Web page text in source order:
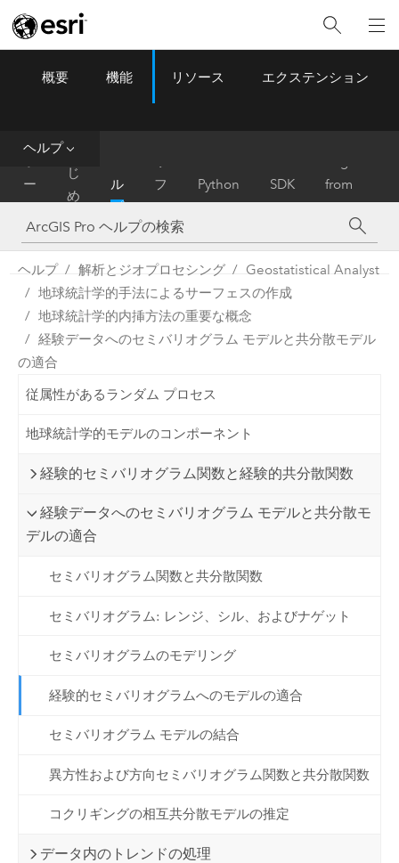
ArcGIS Pro Menu
概要 機能 リソース エクステンション
ヘルプ
ー
ム
は
じ
め
に
ル
プ
フ
ァ
レ
ン
ス
Python SDK
from
ArcMap
ヘルプ 解析とジオプロセシング
Geostatistical Analyst
地球統計学的手法によるサーフェスの作成
地球統計学的内挿方法の重要な概念
経験データへのセミバリオグラム モデルと共分散モデル
の適合
従属性があるランダム プロセス
地球統計学的モデルのコンポーネント
経験的セミバリオグラム関数と経験的共分散関数
経験データへのセミバリオグラム モデルと共分散モ
デルの適合
セミバリオグラム関数と共分散関数
セミバリオグラム: レンジ、シル、およびナゲット
セミバリオグラムのモデリング
経験的セミバリオグラムへのモデルの適合
セミバリオグラム モデルの結合
異方性および方向セミバリオグラム関数と共分散関数
コクリギングの相互共分散モデルの推定
データ内のトレンドの処理